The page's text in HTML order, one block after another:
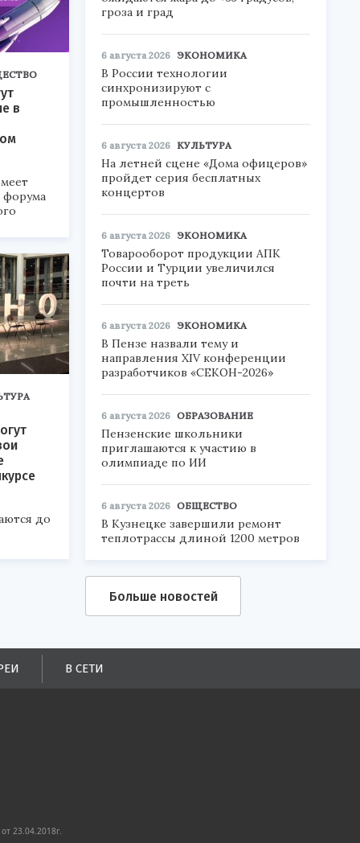
в
форума
до
гроза и град
6 августа 2026 ЭКОНОМИКА
В России технологии
синхронизируют с
промышленностью
6 августа 2026 КУЛЬТУРА
На летней сцене «Дома офицеров»
пройдет серия бесплатных
концертов
6 августа 2026 ЭКОНОМИКА
Товарооборот продукции АПК
России и Турции увеличился
почти на треть
6 августа 2026 ЭКОНОМИКА
В Пензе назвали тему и
направления XIV конференции
разработчиков «СЕКОН-2026»
6 августа 2026 ОБРАЗОВАНИЕ
Пензенские школьники
приглашаются к участию в
олимпиаде по ИИ
6 августа 2026 ОБЩЕСТВО
В Кузнецке завершили ремонт
теплотрассы длиной 1200 метров
Больше новостей
В СЕТИ
23.04.2018г.